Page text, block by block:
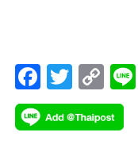
F
ac
e
T
wi
tt
C
o
p